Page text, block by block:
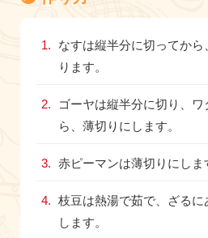
なすは縦半分に切ってか
ります。
ゴーヤは縦半分に切り、
ら、薄切りにします。
赤ピーマンは薄切りにしま
枝豆は熱湯で茹で、ざる
します。